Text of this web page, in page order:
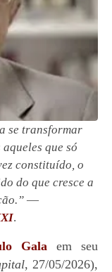
se transformar
que só
constituído, o
do que cresce a
—
.
Gala em seu
, 27/05/2026),